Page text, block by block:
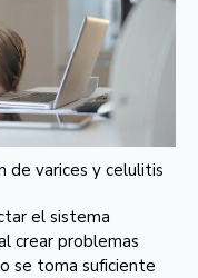
de varices y celulitis
el sistema
crear problemas
se toma suficiente